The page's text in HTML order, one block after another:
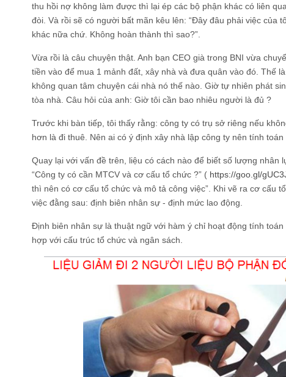
thu hồi nợ không làm được thì lại ép các bộ phận khác có liên
đòi. Và rồi sẽ có người bất mãn kêu lên: “Đây đâu phải việc của
khác nữa chứ. Không hoàn thành thì sao?”.
Vừa rồi là câu chuyện thật. Anh bạn CEO già trong BNI vừa
tiền vào để mua 1 mảnh đất, xây nhà và đưa quân vào đó. Thế
không quan tâm chuyện cái nhà nó thế nào. Giờ tự nhiên phát
tòa nhà. Câu hỏi của anh: Giờ tôi cần bao nhiêu người là đủ ?
Trước khi bàn tiếp, tôi thấy rằng: công ty có trụ sở riêng nếu
hơn là đi thuê. Nên ai có ý định xây nhà lập công ty nên tính toán
Quay lại với vấn đề trên, liệu có cách nào để biết số lượng nhân
“Công ty có cần MTCV và cơ cấu tổ chức ?” ( https://goo.gl/
thì nên có cơ cấu tổ chức và mô tả công việc”. Khi vẽ ra cơ cấu
việc đằng sau: định biên nhân sự - định mức lao động.
Định biên nhân sự là thuật ngữ với hàm ý chỉ hoạt động tính
hợp với cấu trúc tổ chức và ngân sách.